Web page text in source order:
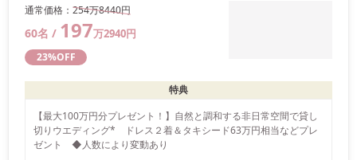
通常価格： 254万8440円
60名 / 197万2940円
23%OFF
特典
【最大100万円分プレゼント！】自然と調和する非日常空間で貸し
切りウエディング*　ドレス２着＆タキシード63万円相当などプレ